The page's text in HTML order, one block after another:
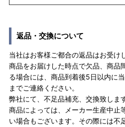
返品・交換について
当社はお客様ご都合の返品はお受け
商品をお届けした時点で欠品、商品
る場合には、商品到着後5日以内に
までご連絡ください。
弊社にて、不足品補充、交換致します
商品によっては、メーカー生産中止
い場合もございます。その際には不